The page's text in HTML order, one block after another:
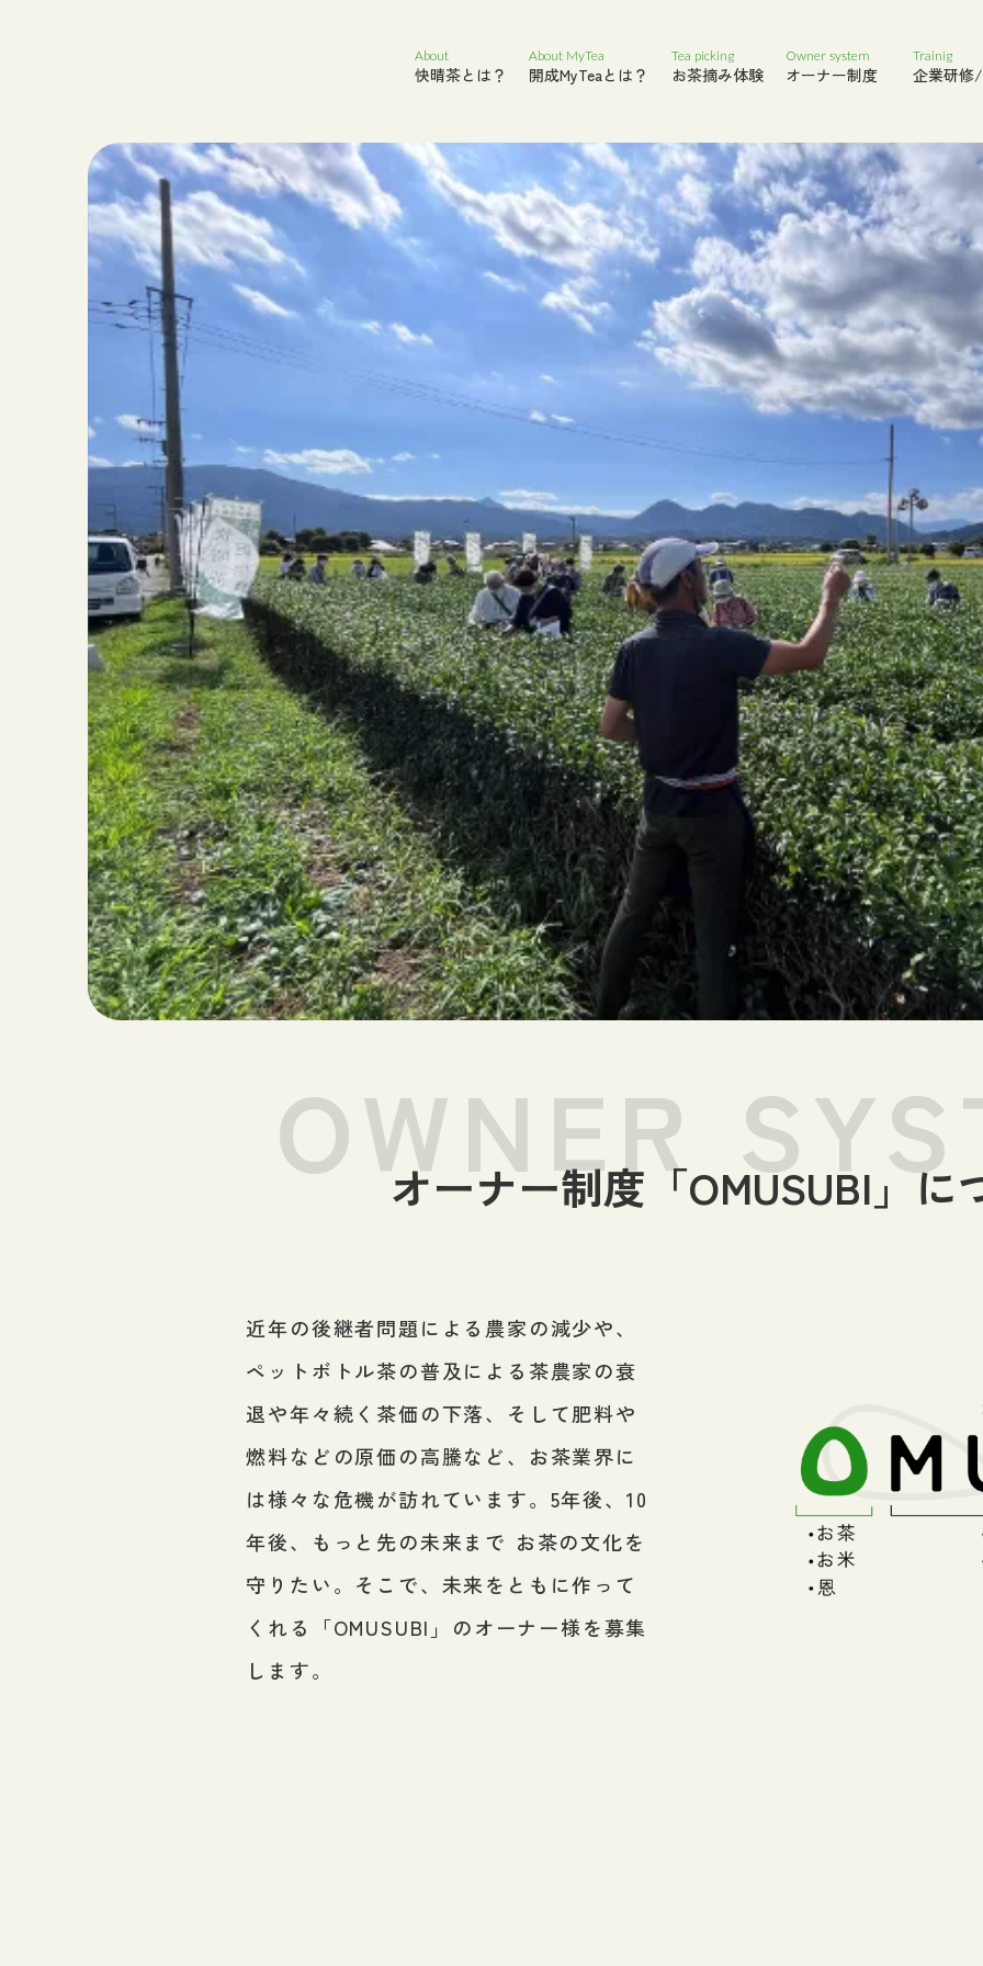
OWNER
オーナー制度「OMUSUBI」に
近年の後継者問題による農家の減少や、
ペットボトル茶の普及による茶農家の衰
退や年々続く茶価の下落、そして肥料や
燃料などの原価の高騰など、お茶業界に
は様々な危機が訪れています。5年後、10
年後、もっと先の未来まで お茶の文化を
守りたい。そこで、未来をともに作って
くれる「OMUSUBI」のオーナー様を募集
します。
About
快晴茶とは？
About MyTea
開成MyTeaとは？
Tea picking
お茶摘み体験
Owner system
オーナー制度
Trainig
企業研修